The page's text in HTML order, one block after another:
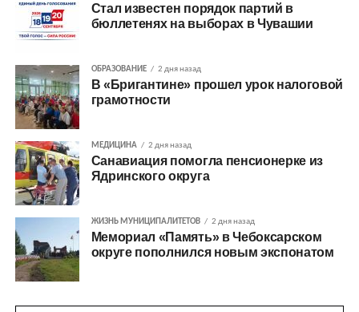
Стал известен порядок партий в
бюллетенях на выборах в Чувашии
ОБРАЗОВАНИЕ 2 дня назад
В «Бригантине» прошел урок налоговой
грамотности
МЕДИЦИНА 2 дня назад
Санавиация помогла пенсионерке из
Ядринского округа
ЖИЗНЬ МУНИЦИПАЛИТЕТОВ 2 дня назад
Мемориал «Память» в Чебоксарском
округе пополнился новым экспонатом